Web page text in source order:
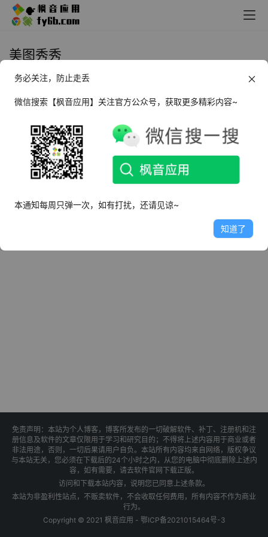
美图秀秀
Android 美图秀秀_9.3.5.0 破解版
2021年12月11日
免责声明：本站为个人博客，博客所发布的一切破解软件、补丁、注册机和注
册信息及软件的文章仅限用于学习和研究目的；不得将上述内容用于商业或者
非法用途，否则，一切后果请用户自负。本站所有内容均来自网络，版权争议
与本站无关，您必须在下载后的24个小时之内，从您的电脑中彻底删除上述内
容，如有需要，请去软件官网下载正版。
访问和下载本站内容，说明您已同意上述条款。
本站为非盈利性站点，不贩卖软件，不会收取任何费用，所有内容不作为商业
行为。
Copyright © 2021 枫音应用 - 鄂ICP备2021015464号-3
务必关注，防止走丢
微信搜索【枫音应用】关注官方公众号，获取更多精彩内容~
本通知每周只弹一次，如有打扰，还请见谅~
知道了